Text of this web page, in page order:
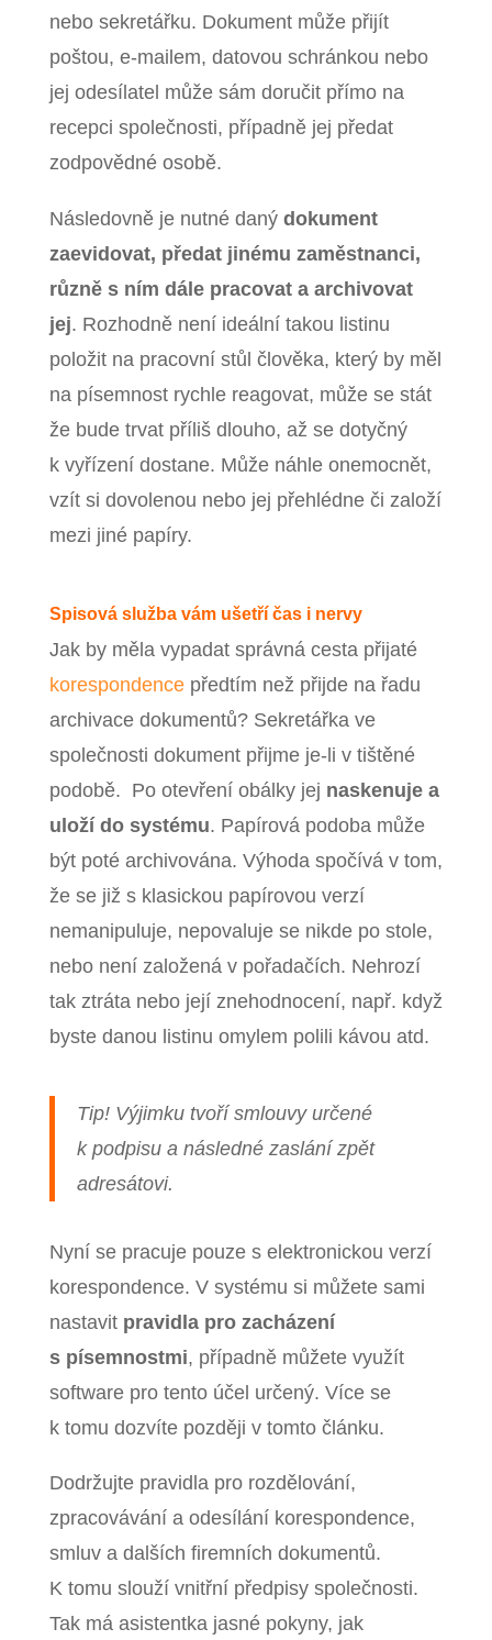
nebo sekretářku. Dokument může přijít
poštou, e-mailem, datovou schránkou nebo
jej odesílatel může sám doručit přímo na
recepci společnosti, případně jej předat
zodpovědné osobě.
Následovně je nutné daný dokument
zaevidovat, předat jinému zaměstnanci,
různě s ním dále pracovat a archivovat
jej. Rozhodně není ideální takou listinu
položit na pracovní stůl člověka, který by měl
na písemnost rychle reagovat, může se stát
že bude trvat příliš dlouho, až se dotyčný
k vyřízení dostane. Může náhle onemocnět,
vzít si dovolenou nebo jej přehlédne či založí
mezi jiné papíry.
Spisová služba vám ušetří čas i nervy
Jak by měla vypadat správná cesta přijaté
korespondencepředtím než přijde na řadu
archivace dokumentů? Sekretářka ve
společnosti dokument přijme je-li v tištěné
podobě. Po otevření obálky jej naskenuje a
uloží do systému. Papírová podoba může
být poté archivována. Výhoda spočívá v tom,
že se již s klasickou papírovou verzí
nemanipuluje, nepovaluje se nikde po stole,
nebo není založená v pořadačích. Nehrozí
tak ztráta nebo její znehodnocení, např. když
byste danou listinu omylem polili kávou atd.
Tip! Výjimku tvoří smlouvy určené
k podpisu a následné zaslání zpět
adresátovi.
Nyní se pracuje pouze s elektronickou verzí
korespondence. V systému si můžete sami
nastavit pravidla pro zacházení
s písemnostmi, případně můžete využít
software pro tento účel určený. Více se
k tomu dozvíte později v tomto článku.
Dodržujte pravidla pro rozdělování,
zpracovávání a odesílání korespondence,
smluv a dalších firemních dokumentů.
K tomu slouží vnitřní předpisy společnosti.
Tak má asistentka jasné pokyny, jak